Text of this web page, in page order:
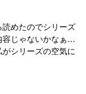
めたのでシリーズ
容じゃないかなぁ…
シリーズの空気に